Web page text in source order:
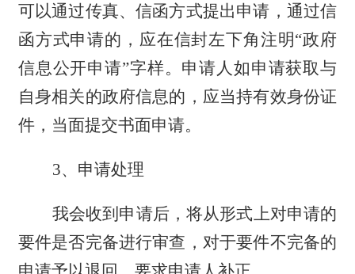
可以通过传真、信函方式提出申请，通过信
函方式申请的，应在信封左下角注明“政府
信息公开申请”字样。申请人如申请获取与
自身相关的政府信息的，应当持有效身份证
件，当面提交书面申请。
3、申请处理
我会收到申请后，将从形式上对申请的
要件是否完备进行审查，对于要件不完备的